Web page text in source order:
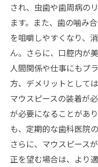
され、虫歯や歯周病の
ます。また、歯の噛み
を咀嚼しやすくなり、
ん。さらに、口腔内が
人間関係や仕事にもプ
方、デメリットとして
マウスピースの装着が
が必要になることがあ
も、定期的な歯科医院
さらに、マウスピース
正を望む場合は、より